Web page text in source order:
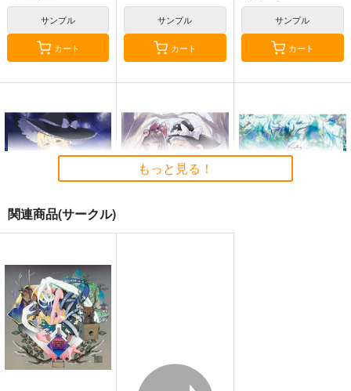
サンプル
カート
サンプル
カート
サンプル
カート
匂へど散りぬるを
幽閉サテライト
2,750円（税込）
東方Project
サンプル
カート
もっと見る！
関連商品(サークル)